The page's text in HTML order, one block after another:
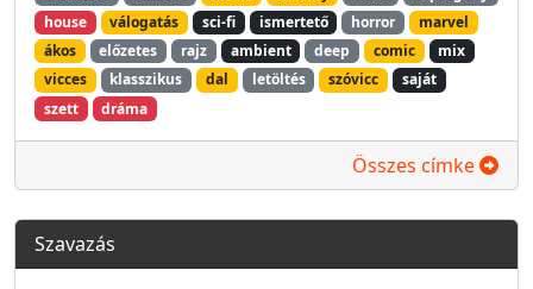
house
válogatás sci-fi ismertető horror
marvel
ákos
előzetes rajz ambient deep comic
mix
vicces
klasszikus dal letöltés szóvicc
saját
szett
dráma
Összes címke
Szavazás